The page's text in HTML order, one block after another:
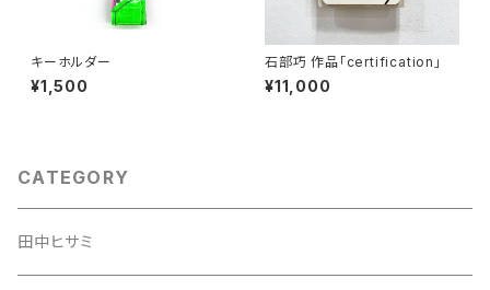
キーホルダー
¥1,500
石部巧 作品「certification」
¥11,000
CATEGORY
田中ヒサミ